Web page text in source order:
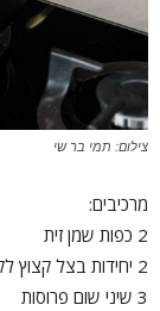
צילום: תמי בר שי
מרכיבים:
2 כפות שמן זית
2 יחידות בצל קצוץ לקוביות קטנות
3 שיני שום פרוסות